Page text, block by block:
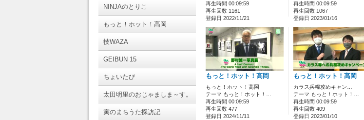
NINJAのとりこ
もっと！ホット！高岡
技WAZA
GEIBUN 15
ちょいたび
太田明里のおじゃましま～す。
寅のまちうた探訪記
再生時間 00:09:59
再生回数 1161
登録日 2022/11/21
再生時間 00:09:59
再生回数 1067
登録日 2023/01/16
もっと！ホット！高岡
もっと！ホット！高岡
テーマ もっと！ホット！…
再生時間 00:09:59
再生回数 477
登録日 2024/11/11
もっと！ホット！高岡
カラス兵糧攻めキャン…
テーマ もっと！ホット！…
再生時間 00:09:59
再生回数 409
登録日 2023/01/10